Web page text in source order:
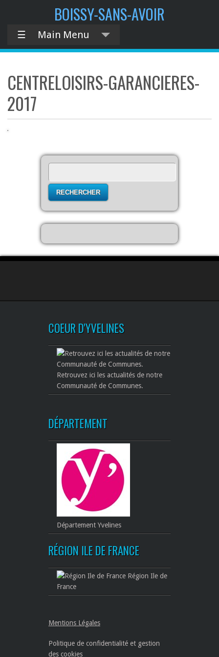
BOISSY-SANS-AVOIR
☰ Main Menu
CENTRELOISIRS-GARANCIERES-
2017
COEUR D'YVELINES
Retrouvez ici les actualités de notre
Communauté de Communes.
DÉPARTEMENT
Département Yvelines
RÉGION ILE DE FRANCE
Région Ile de
France
Mentions Légales
Politique de confidentialité et gestion
des cookies